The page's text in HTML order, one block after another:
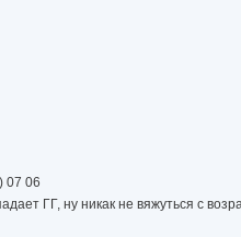
) 07 06
ГГ, ну никак не вяжуться с